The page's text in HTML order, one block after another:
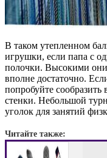
В таком утепленном
игрушки, если папа с
полочки. Высокими они
вполне достаточно.
попробуйте сообразить
стенки. Небольшой
уголок для занятий
Читайте также: